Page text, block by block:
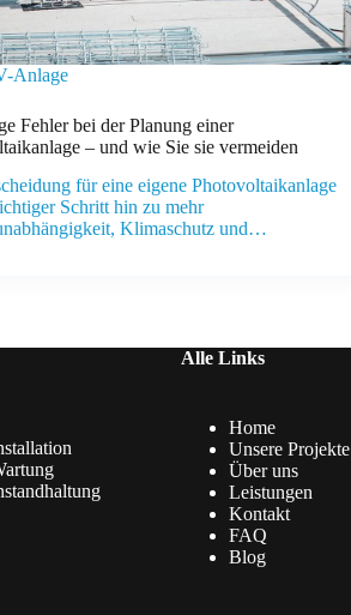
Anlage
Fehler bei der Planung einer
– und wie Sie sie vermeiden
für eine eigene Photovoltaikanlage
Schritt hin zu mehr
Klimaschutz und…
Alle Links
Home
Unsere Projekte
Über uns
Leistungen
Kontakt
FAQ
Blog